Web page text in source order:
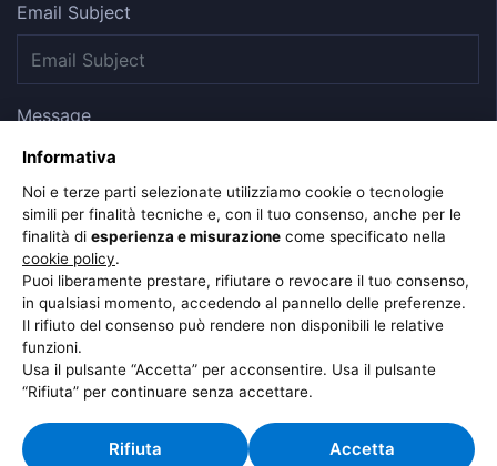
Email Subject
Message
Informativa
Noi e terze parti selezionate utilizziamo cookie o tecnologie
simili per finalità tecniche e, con il tuo consenso, anche per le
finalità di esperienza e misurazione come specificato nella
cookie policy.
Puoi liberamente prestare, rifiutare o revocare il tuo consenso,
in qualsiasi momento, accedendo al pannello delle preferenze.
Il rifiuto del consenso può rendere non disponibili le relative
funzioni.
Usa il pulsante “Accetta” per acconsentire. Usa il pulsante
“Rifiuta” per continuare senza accettare.
Rifiuta Accetta